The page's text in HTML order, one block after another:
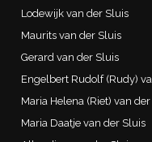
Lodewijk van der Sluis
Maurits van der Sluis
Gerard van der Sluis
Engelbert Rudolf (Rudy)
Maria Helena (Riet) van
Maria Daatje van der Sluis